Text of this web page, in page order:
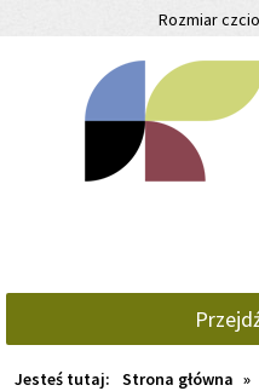
Rozmiar
Jesteś tutaj: Strona główna »